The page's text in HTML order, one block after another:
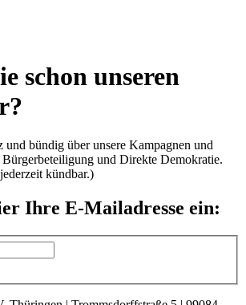
schon unseren
bündig über unsere Kampagnen und
und Direkte Demokratie.
kündbar.)
Ihre E-Mailadresse ein: